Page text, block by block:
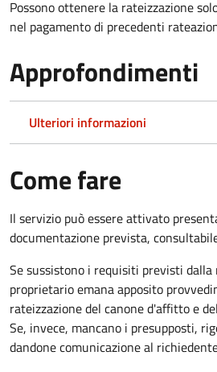
Possono ottenere la rateizzazione
nel pagamento di precedenti
Approfondimenti
Ulteriori informazioni
Come fare
Il servizio può essere attivato
documentazione prevista,
Se sussistono i requisiti previsti
proprietario emana apposito
rateizzazione del canone d'affitto e
Se, invece, mancano i presupposti,
dandone comunicazione al